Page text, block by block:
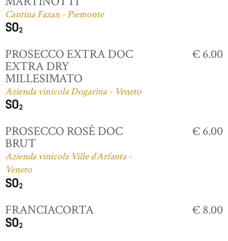
Cantina Fazan - Piemonte
PROSECCO EXTRA DOC
EXTRA DRY
MILLESIMATO
Azienda vinicola Dogarina - Veneto
€ 6.00
PROSECCO ROSÈ DOC
BRUT
Azienda vinicola Ville d’Arfanta -
Veneto
€ 6.00
FRANCIACORTA € 8.00